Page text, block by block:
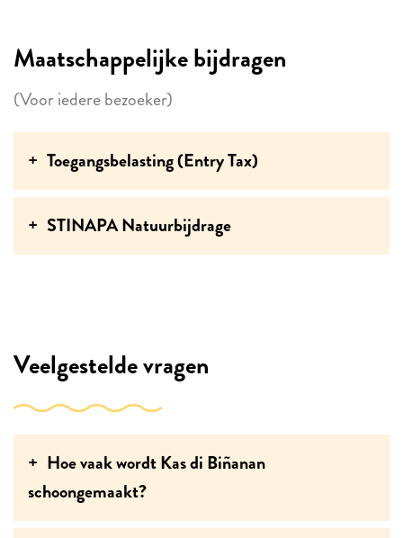
Maatschappelijke bijdragen
(Voor iedere bezoeker)
Toegangsbelasting (Entry Tax)
STINAPA Natuurbijdrage
Veelgestelde vragen
Hoe vaak wordt Kas di Biñanan
schoongemaakt?